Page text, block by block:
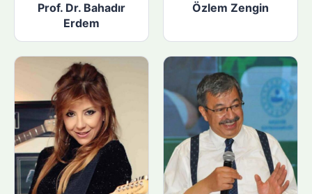
Prof. Dr. Bahadır
Erdem
Özlem Zengin